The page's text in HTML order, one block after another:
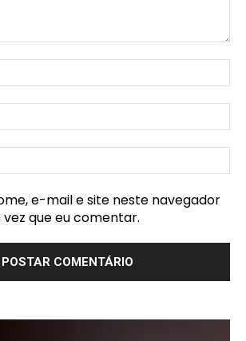
e-mail e site neste navegador
que eu comentar.